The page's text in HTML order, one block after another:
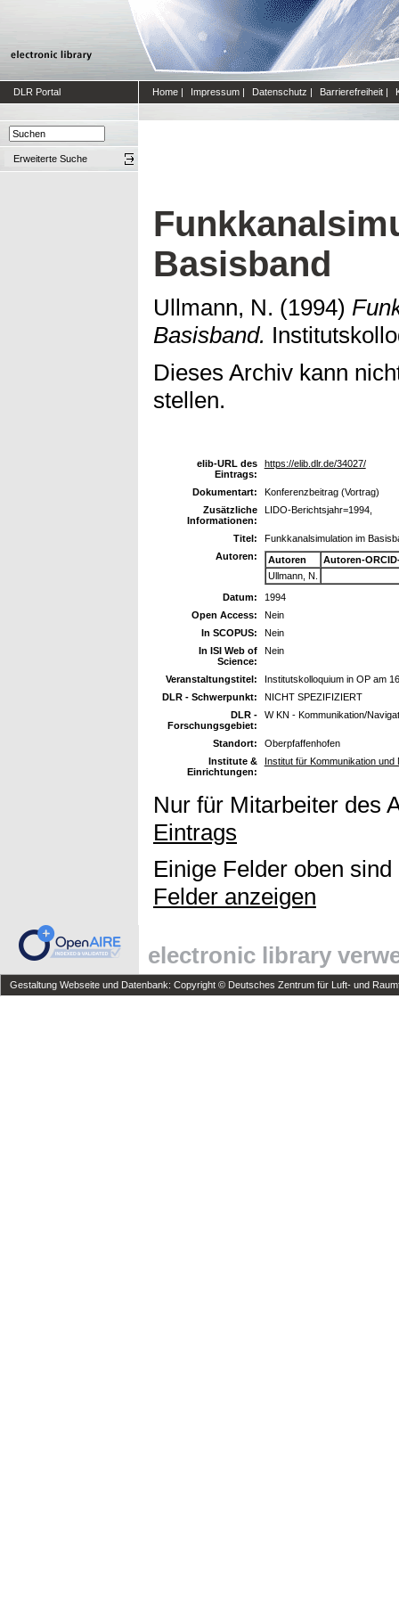
DLR Portal Home | Impressum | Datenschutz | Barrierefreiheit |
Erweiterte Suche
Basisband
Ullmann, N. (1994)
Basisband.
Dieses Archiv kann
stellen.
elib-URL des
Eintrags:
https://elib.dlr.de/34027/
Dokumentart:
Konferenzbeitrag (Vortrag)
Zusätzliche
Informationen:
LIDO-Berichtsjahr=1994,
Titel:
Funkkanalsimulation im
Autoren:
Autoren
Autoren-
Ullmann, N.
Datum:
1994
Open Access:
Nein
In SCOPUS:
Nein
In ISI Web of
Science:
Nein
Veranstaltungstitel:
Institutskolloquium in OP am
DLR - Schwerpunkt:
NICHT SPEZIFIZIERT
DLR -
Forschungsgebiet:
W KN - Kommunikation/
Standort:
Oberpfaffenhofen
Institute &
Einrichtungen:
Institut für Kommunikation
Nur für Mitarbeiter des
Eintrags
Einige Felder oben
Felder anzeigen
electronic library
Gestaltung Webseite und Datenbank: Copyright © Deutsches Zentrum für Luft- und